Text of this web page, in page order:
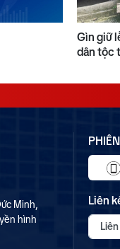
Gìn giữ
dân tộc
Minh,
hình
Liên